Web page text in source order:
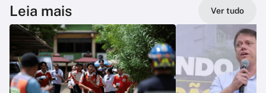
Leia mais Ver tudo